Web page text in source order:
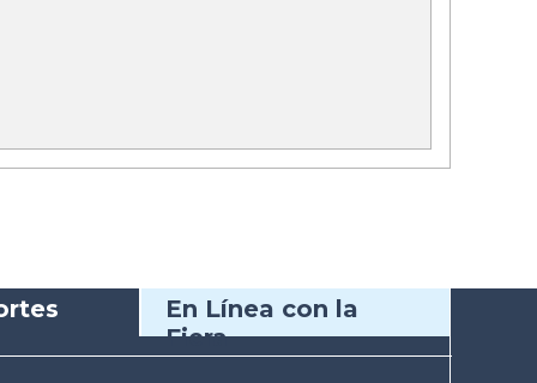
En Línea con la
Fiera